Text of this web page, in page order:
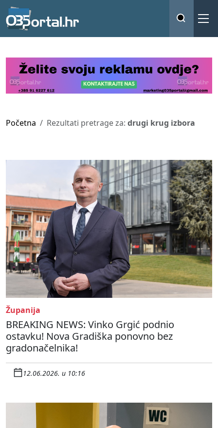
Početna Rezultati pretrage za: drugi krug izbora
Županija
BREAKING NEWS: Vinko Grgić podnio
ostavku! Nova Gradiška ponovno bez
gradonačelnika!
12.06.2026. u 10:16